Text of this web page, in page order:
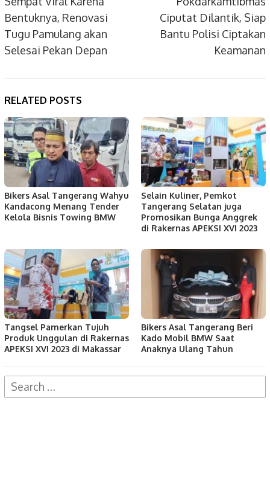
Bentuknya, Renovasi
Tugu Pamulang akan
Selesai Pekan Depan
Ciputat Dilantik, Siap
Bantu Polisi Ciptakan
Keamanan
RELATED POSTS
Bikers Asal Tangerang Wahyu
Kandacong Menang Tender
Kelola Bisnis Towing BMW
Selain Kuliner, Pemkot
Tangerang Selatan juga
Promosikan Bunga Anggrek
di Rakernas APEKSI XVI 2023
Tangsel Pamerkan Tujuh
Produk Unggulan di Rakernas
APEKSI XVI 2023 di Makassar
Bikers Asal Tangerang Beri
Kado Mobil BMW Saat
Anaknya Ulang Tahun
Search
for: